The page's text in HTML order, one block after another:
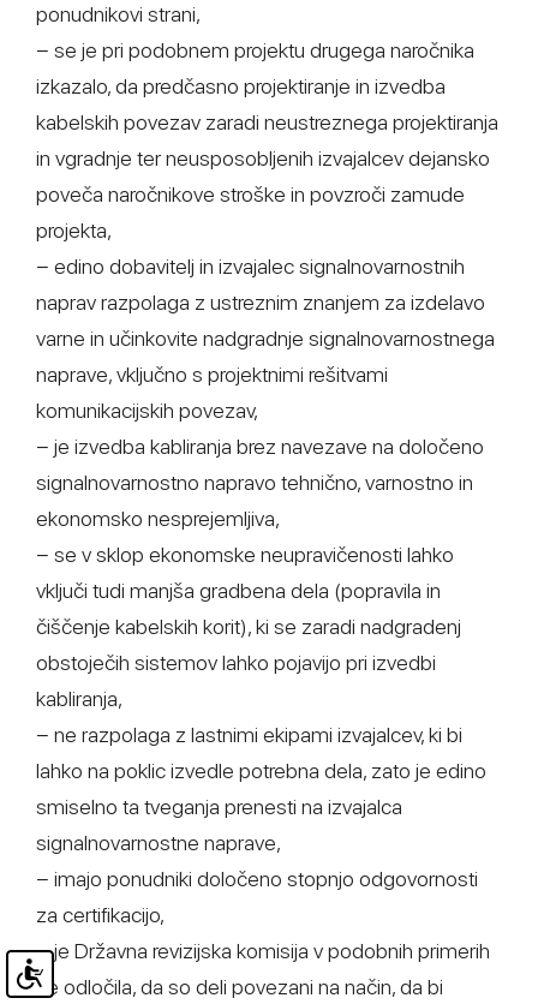
ponudnikovi strani,
− se je pri podobnem projektu drugega naročnika
izkazalo, da predčasno projektiranje in izvedba
kabelskih povezav zaradi neustreznega projektiranja
in vgradnje ter neusposobljenih izvajalcev dejansko
poveča naročnikove stroške in povzroči zamude
projekta,
− edino dobavitelj in izvajalec signalnovarnostnih
naprav razpolaga z ustreznim znanjem za izdelavo
varne in učinkovite nadgradnje signalnovarnostnega
naprave, vključno s projektnimi rešitvami
komunikacijskih povezav,
− je izvedba kabliranja brez navezave na določeno
signalnovarnostno napravo tehnično, varnostno in
ekonomsko nesprejemljiva,
− se v sklop ekonomske neupravičenosti lahko
vključi tudi manjša gradbena dela (popravila in
čiščenje kabelskih korit), ki se zaradi nadgradenj
obstoječih sistemov lahko pojavijo pri izvedbi
kabliranja,
− ne razpolaga z lastnimi ekipami izvajalcev, ki bi
lahko na poklic izvedle potrebna dela, zato je edino
smiselno ta tveganja prenesti na izvajalca
signalnovarnostne naprave,
− imajo ponudniki določeno stopnjo odgovornosti
za certifikacijo,
− je Državna revizijska komisija v podobnih primerih
že odločila, da so deli povezani na način, da bi